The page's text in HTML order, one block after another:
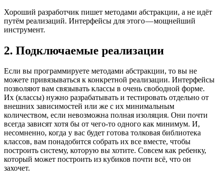
Хороший разработчик пишет методами абстракции, а не идёт
путём реализаций. Интерфейсы для этого — мощнейший
инструмент.
2. Подключаемые реализации
Если вы программируете методами абстракции, то вы не
можете привязываться к конкретной реализации. Интерфейсы
позволяют вам связывать классы в очень свободной форме.
Их (классы) нужно разрабатывать и тестировать отдельно от
внешних зависимостей или же с их минимальным
количеством, если невозможна полная изоляция. Они почти
всегда зависят хотя бы от чего-то одного как минимум. И,
несомненно, когда у вас будет готова толковая библиотека
классов, вам понадобится собрать их все вместе, чтобы
построить систему, которую вы хотите. Совсем как ребенку,
который может построить из кубиков почти всё, что он
захочет.